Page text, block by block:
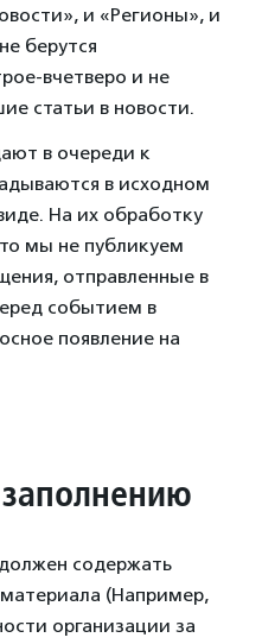
и «Регионы», и
берутся
вчетверо и не
статьи в новости.
в очереди к
в исходном
На их обработку
мы не публикуем
отправленные в
событием в
появление на
содержать
(Например,
организации за